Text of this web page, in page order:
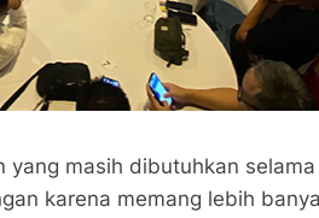
yang masih dibutuhkan
karena memang lebih